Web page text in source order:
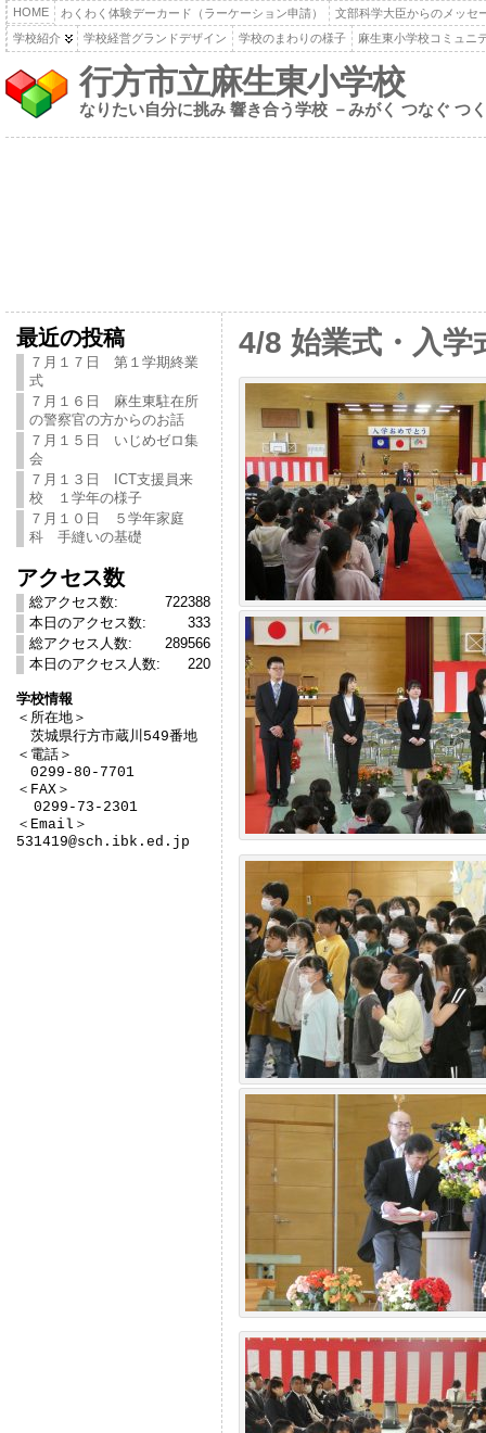
HOME わくわく体験デーカード（ラーケーション申請）
文部科学大臣からのメッセ
学校紹介
学校経営グランドデザイン 学校のまわりの様子 麻生東小学校コミュニ
行方市立麻生東小学校
なりたい自分に挑み 響き合う学校 －みがく つなぐ つ
最近の投稿
７月１７日 第１学期終業
式
７月１６日 麻生東駐在所
の警察官の方からのお話
７月１５日 いじめゼロ集
会
７月１３日 ICT支援員来
校 １学年の様子
７月１０日 ５学年家庭
科 手縫いの基礎
アクセス数
722388
総アクセス数:
333
本日のアクセス数:
289566
総アクセス人数:
220
本日のアクセス人数:
学校情報
＜所在地＞
茨城県行方市蔵川549番地
＜電話＞
0299-80-7701
＜FAX＞
＜Email＞
531419@sch.ibk.ed.jp
4/8 始業式・入学